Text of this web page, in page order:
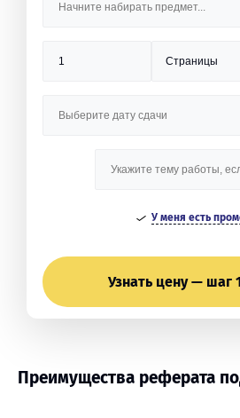
У меня есть
Узнать цену — шаг
Преимущества реферата